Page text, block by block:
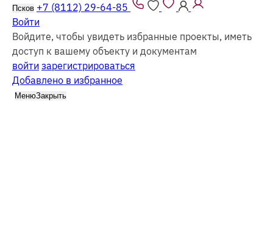
Псков +7 (8112) 29-64-85
Войти
Войдите, чтобы увидеть избранные проекты, иметь
доступ к вашему объекту и документам
войти зарегистрироваться
Добавлено в избранное
МенюЗакрыть
избруса так и вкаркасномисполнении
Каталог
Бани